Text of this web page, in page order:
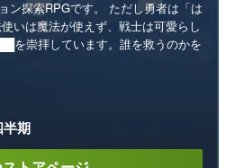
ン探索RPGです。 ただし勇者は「は
いは魔法が使えず、戦士は可愛らし
を崇拝しています。誰を救うのかを
半期